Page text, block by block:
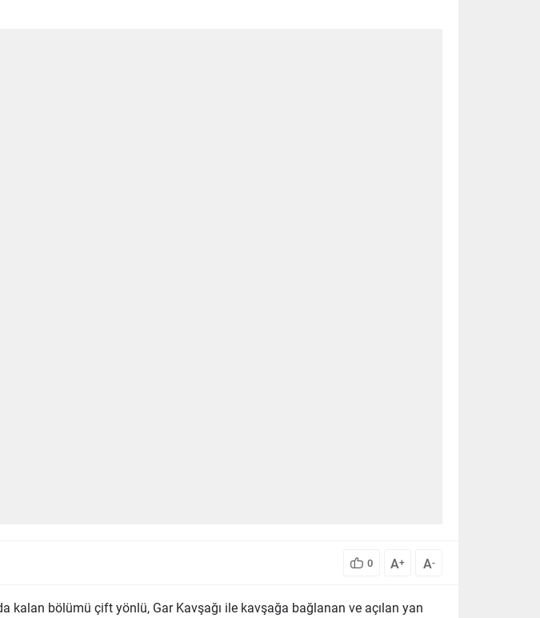
0 A+ A-
kalan bölümü çift yönlü, Gar Kavşağı ile kavşağa bağlanan ve açılan yan